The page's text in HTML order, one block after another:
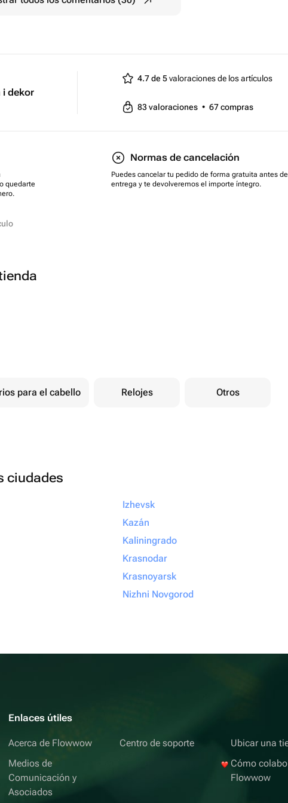
i dekor
4.7 de 5valoraciones de los artículos
83valoraciones • 67compras
quedarte
Normas de cancelación
Puedes cancelar tu pedido de forma gratuita antes
entrega y te devolveremos el importe íntegro.
para el cabello Relojes Otros
ciudades
Izhevsk
Kazán
Kaliningrado
Krasnodar
Krasnoyarsk
Nizhni Novgorod
Enlaces útiles
Acerca de Flowwow
Medios de
Comunicación y
Asociados
Centro de soporte
Ubicar una
Cómo
Flowwow